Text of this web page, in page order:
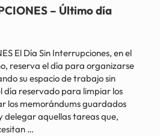
– Último día
El Día Sin Interrupciones, en el
reserva el día para organizarse
su espacio de trabajo sin
día reservado para limpiar los
los memorándums guardados
delegar aquellas tareas que,
…